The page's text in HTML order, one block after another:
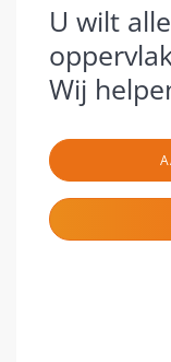
U wilt
Wij